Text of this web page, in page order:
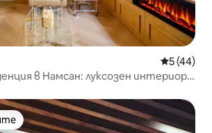
Средна
5 (44)
в Намсан: луксозен интериор с